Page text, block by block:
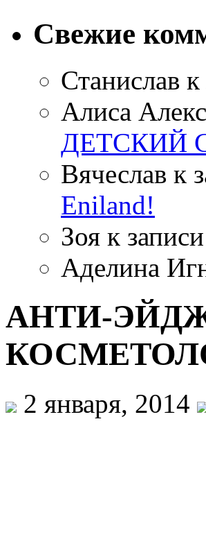
Свежие
Станислав к
Алиса
ДЕТСКИЙ
Вячеслав к
Eniland!
Зоя к записи
Аделина
АНТИ-
2 января, 2014